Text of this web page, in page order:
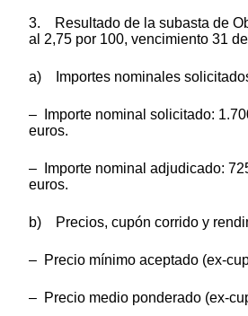
3. Resultado de la subasta de
al 2,75 por 100, vencimiento 31
a) Importes nominales
– Importe nominal solicitado:
euros.
– Importe nominal adjudicado:
euros.
b) Precios, cupón corrido y
– Precio mínimo aceptado (ex-
– Precio medio ponderado (ex-